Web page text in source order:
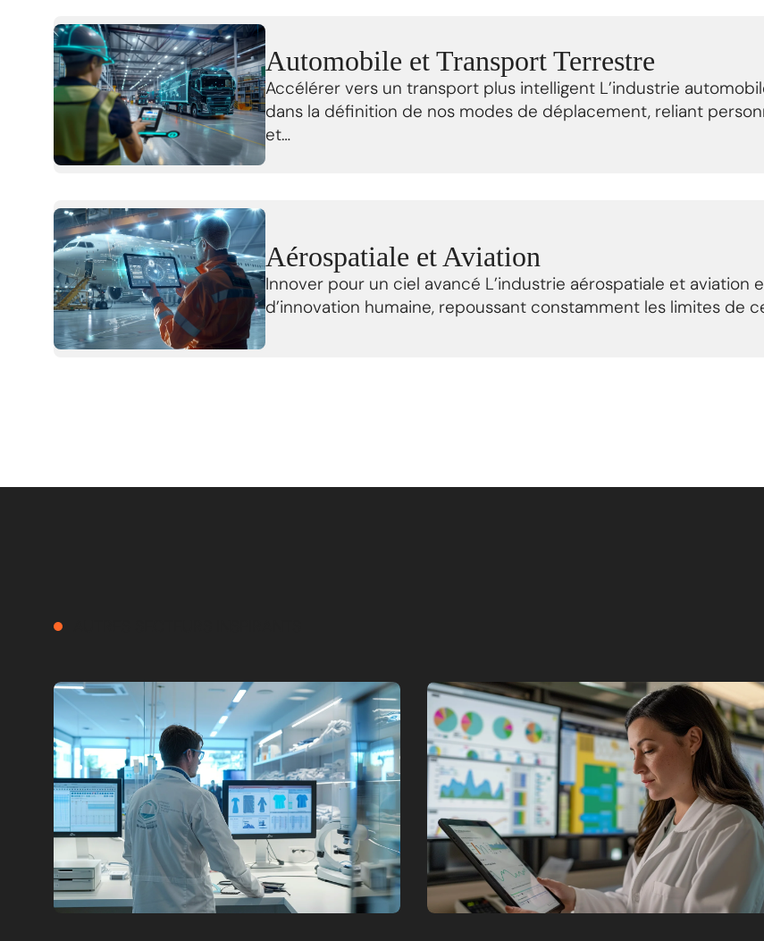
Automobile et Transport Terrestre
Accélérer vers un transport plus intelligent L’industrie
dans la définition de nos modes de déplacement, reliant
et…
Aérospatiale et Aviation
Innover pour un ciel avancé L’industrie aérospatiale et aviation
d’innovation humaine, repoussant constamment les limites de